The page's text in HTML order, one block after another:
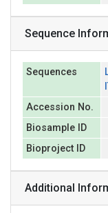
Sequence
Sequences
Accession No.
Biosample ID
Bioproject ID
Additional